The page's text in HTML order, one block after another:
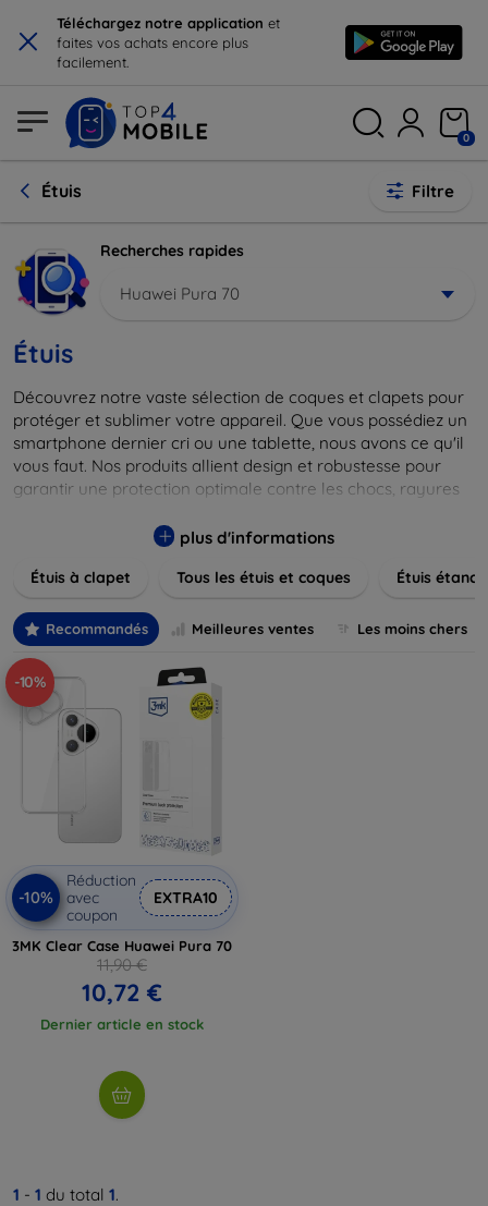
× Téléchargez notre application et
faites vos achats encore plus
facilement.
0
Étuis Filtre
Recherches rapides
Huawei Pura 70
Étuis
Découvrez notre vaste sélection de coques et clapets pour
protéger et sublimer votre appareil. Que vous possédiez un
smartphone dernier cri ou une tablette, nous avons ce qu'il
vous faut. Nos produits allient design et robustesse pour
garantir une protection optimale contre les chocs, rayures
allant des modèles élégants et minimalistes aux designs
matériaux de haute qualité, y compris le cuir, le silicone, et
parfait pour exprimer votre style tout en assurant la
durabilité de votre appareil.
plus d'informations
Étuis à clapet Tous les étuis et coques Étuis
Recommandés Meilleures ventes Les moins chers
-10%
-10%
Réduction
avec
coupon
EXTRA10
3MK Clear Case Huawei Pura 70
11,90 €
10,72 €
Dernier article en stock
1 - 1 du total 1.